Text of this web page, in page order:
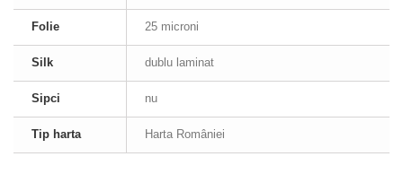
Folie 25 microni
Silk dublu laminat
Sipci nu
Tip harta Harta României